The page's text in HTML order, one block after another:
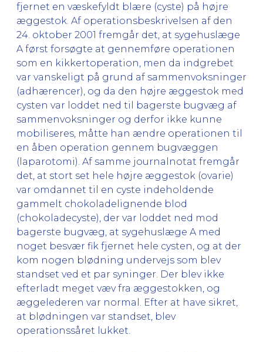
fjernet en væskefyldt blære (cyste) på højre
æggestok. Af operationsbeskrivelsen af den
24. oktober 2001 fremgår det, at sygehuslæge
A først forsøgte at gennemføre operationen
som en kikkertoperation, men da indgrebet
var vanskeligt på grund af sammenvoksninger
(adhærencer), og da den højre æggestok med
cysten var loddet ned til bagerste bugvæg af
sammenvoksninger og derfor ikke kunne
mobiliseres, måtte han ændre operationen til
en åben operation gennem bugvæggen
(laparotomi). Af samme journalnotat fremgår
det, at stort set hele højre æggestok (ovarie)
var omdannet til en cyste indeholdende
gammelt chokoladelignende blod
(chokoladecyste), der var loddet ned mod
bagerste bugvæg, at sygehuslæge A med
noget besvær fik fjernet hele cysten, og at der
kom nogen blødning undervejs som blev
standset ved et par syninger. Der blev ikke
efterladt meget væv fra æggestokken, og
æggelederen var normal. Efter at have sikret,
at blødningen var standset, blev
operationssåret lukket.